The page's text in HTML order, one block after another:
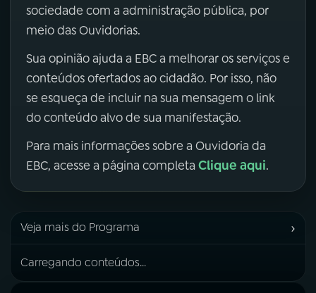
sociedade com a administração pública, por
meio das Ouvidorias.
Sua opinião ajuda a EBC a melhorar os serviços e
conteúdos ofertados ao cidadão. Por isso, não
se esqueça de incluir na sua mensagem o link
do conteúdo alvo de sua manifestação.
Para mais informações sobre a Ouvidoria da
EBC, acesse a página completa Clique aqui.
Veja mais do Programa ›
Carregando conteúdos...